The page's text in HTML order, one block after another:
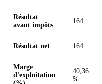
Résultat
avant impôts
164
Résultat net 164
Marge
d'exploitation
40,36
%